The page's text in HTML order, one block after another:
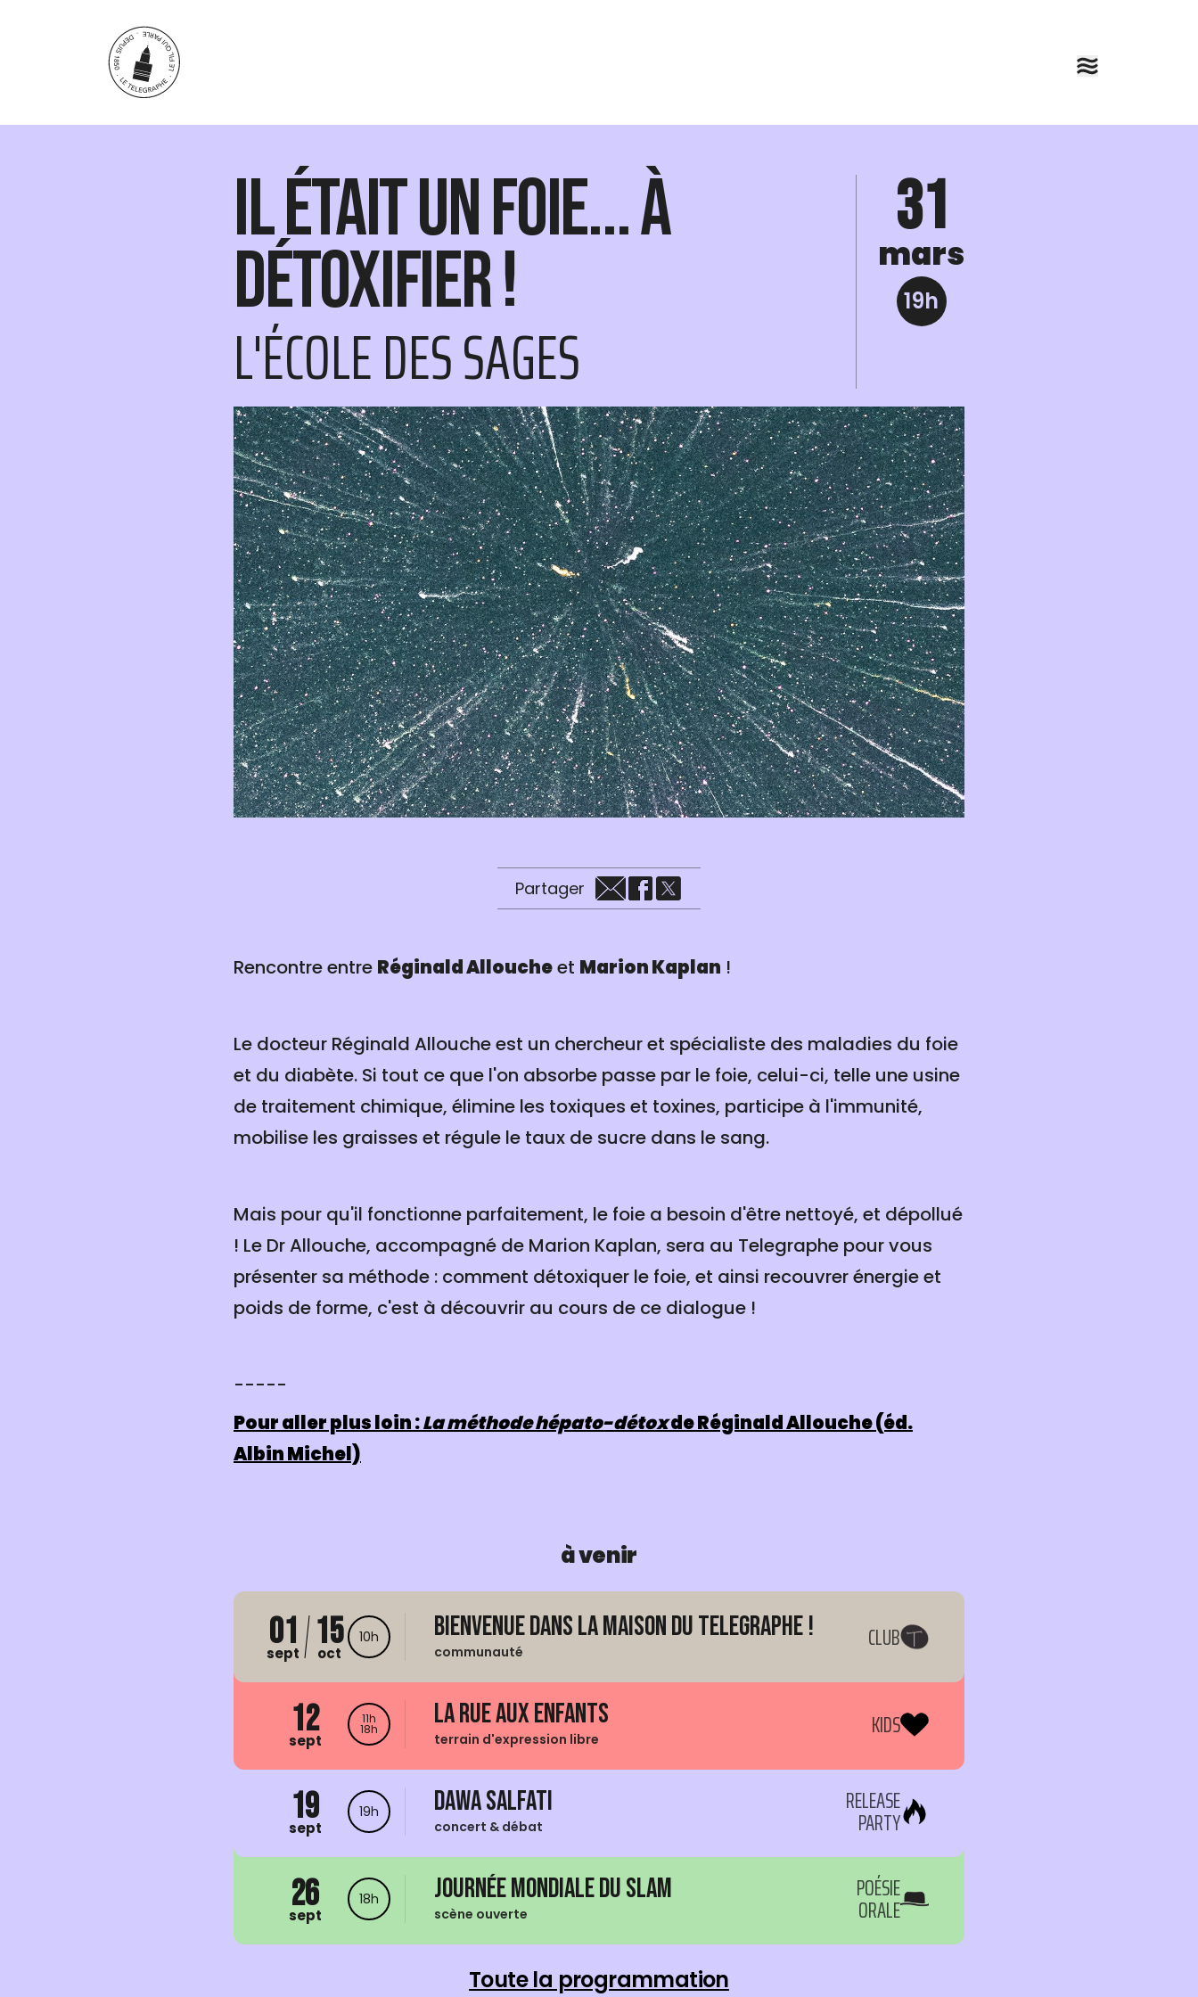
Il était un foie... À
détoxifier !
L'ÉCOLE DES SAGES
31
mars
19h
Partager
Rencontre entre Réginald Alloucheet Marion Kaplan !
Le docteur Réginald Allouche est un chercheur et spécialiste des maladies du foie
et du diabète. Si tout ce que l'on absorbe passe par le foie, celui-ci, telle une usine
de traitement chimique, élimine les toxiques et toxines, participe à l'immunité,
mobilise les graisses et régule le taux de sucre dans le sang.
Mais pour qu'il fonctionne parfaitement, le foie a besoin d'être nettoyé, et dépollué
! Le Dr Allouche, accompagné de Marion Kaplan, sera au Telegraphe pour vous
présenter sa méthode : comment détoxiquer le foie, et ainsi recouvrer énergie et
poids de forme, c'est à découvrir au cours de ce dialogue !
-----
Pour aller plus loin :La méthode hépato-détoxde Réginald Allouche (éd.
Albin Michel)
à venir
01
sept 15
oct
10h Bienvenue dans La Maison du Telegraphe !
communauté CLUB
12
sept
11h
18h La Rue aux enfants
terrain d'expression libre KIDS
19
sept
19h Dawa Salfati
concert & débat
RELEASE
PARTY
26
sept
18h Journée mondiale du Slam
scène ouverte
POÉSIE
ORALE
Toute la programmation